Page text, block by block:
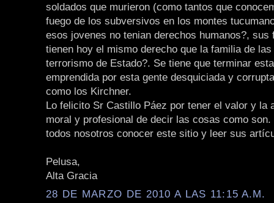
soldados que murieron (como tantos que
fuego de los subversivos en los montes
esos jovenes no tenian derechos humanos?, sus
tienen hoy el mismo derecho que la familia de
terrorismo de Estado?. Se tiene que terminar
emprendida por esta gente desquiciada y
como los Kirchner.
Lo felicito Sr Castillo Páez por tener el valor y la
moral y profesional de decir las cosas como
todos nosotros conocer este sitio y leer sus
Pelusa,
Alta Gracia
28 DE MARZO DE 2010 A LAS 11:15 A.M.